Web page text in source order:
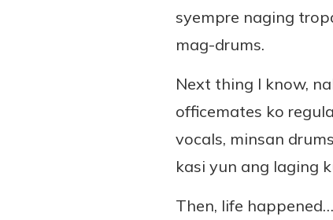
syempre naging
mag-drums.
Next thing I know,
officemates ko
vocals, minsan
kasi yun ang laging
Then, life